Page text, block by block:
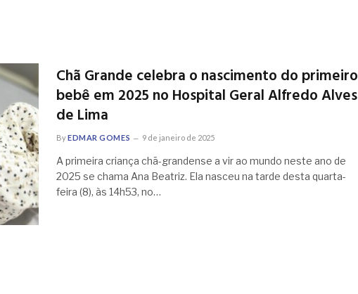
Chã Grande celebra o nascimento do primeiro
bebê em 2025 no Hospital Geral Alfredo Alves
de Lima
ByEDMAR GOMES 9 de janeiro de 2025
A primeira criança chã-grandense a vir ao mundo neste ano de
2025 se chama Ana Beatriz. Ela nasceu na tarde desta quarta-
feira (8), às 14h53, no…